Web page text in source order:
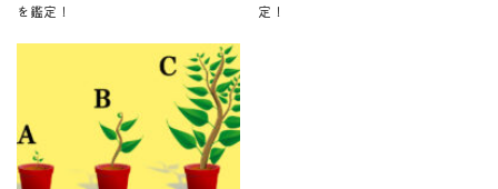
を鑑定！
定！